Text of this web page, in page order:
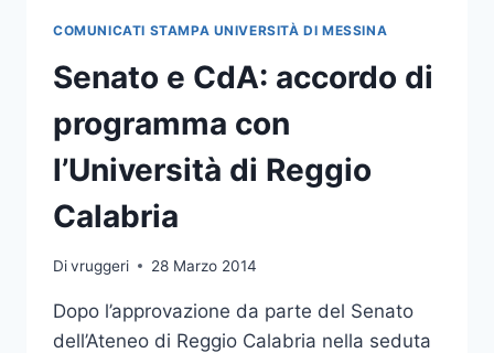
PROGETTO
DI
ENERGETICO
COMUNICATI STAMPA UNIVERSITÀ DI MESSINA
Senato e CdA: accordo di
programma con
l’Università di Reggio
Calabria
Divruggeri 28 Marzo 2014
Dopo l’approvazione da parte del Senato
dell’Ateneo di Reggio Calabria nella seduta